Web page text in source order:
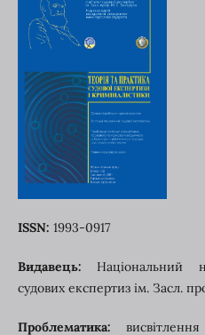
ISSN: 1993-0917
Видавець:Національний
судових експертиз ім. Засл.
Проблематика: